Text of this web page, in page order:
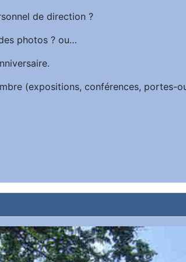
de direction ?
photos ? ou…
(expositions, conférences, portes-